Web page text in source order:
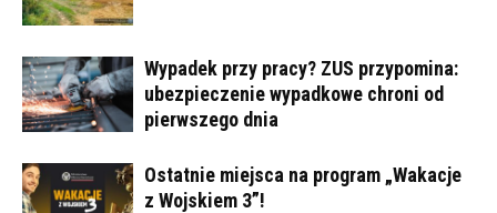
Wypadek przy pracy? ZUS przypomina:
ubezpieczenie wypadkowe chroni od
pierwszego dnia
Ostatnie miejsca na program „Wakacje
z Wojskiem 3”!